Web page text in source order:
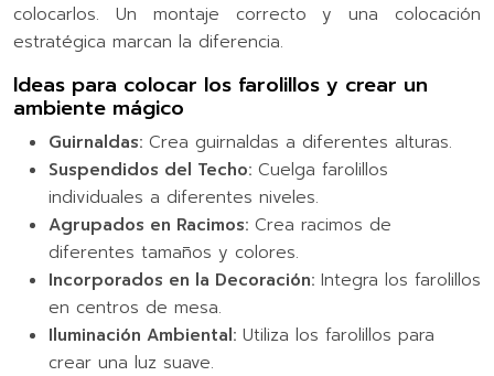
colocarlos. Un montaje correcto y una colocación
estratégica marcan la diferencia.
Ideas para colocar los farolillos y crear un
ambiente mágico
Guirnaldas: Crea guirnaldas a diferentes alturas.
Suspendidos del Techo: Cuelga farolillos
individuales a diferentes niveles.
Agrupados en Racimos: Crea racimos de
diferentes tamaños y colores.
Incorporados en la Decoración: Integra los farolillos
en centros de mesa.
Iluminación Ambiental: Utiliza los farolillos para
crear una luz suave.